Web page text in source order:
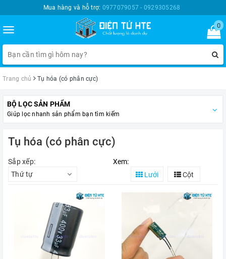
Mua hàng và hỗ trợ: 0977079057 - 0929305268
Toggle
navigation
0
Trang chủ Tụ hóa (có phân cực)
BỘ LỌC SẢN PHẨM
Giúp lọc nhanh sản phẩm bạn tìm kiếm
Tụ hóa (có phân cực)
Sắp xếp:
Thứ tự
Xem:
Lưới
Cột